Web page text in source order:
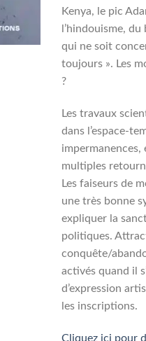
Kenya, le pic
l’hindouisme,
qui ne soit
toujours ». Les
?
Les travaux
dans l’espace-
impermanences,
multiples
Les faiseurs de
une très bonne
expliquer la
politiques.
conquête/
activés quand il
d’expression
les inscriptions.
Cliquez ici pour